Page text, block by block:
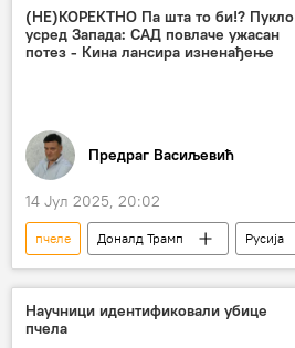
(НЕ)КОРЕКТНО Па шта то би!? Пукло
усред Запада: САД повлаче ужасан
потез - Кина лансира изненађење
Предраг Васиљевић
14 Јул 2025, 20:02
пчеле Доналд Трамп
Русија
противракетни систем "Патриот"
Ђорђа Мелони
Сједињене Америчке Државе
Научници идентификовали убице
пчела